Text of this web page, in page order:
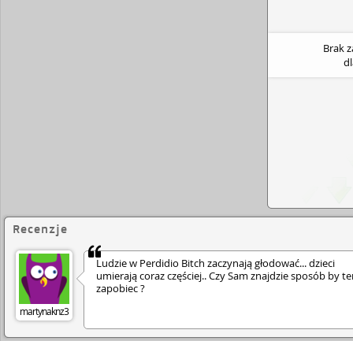
Brak
Recenzje
martynaknz3
Ludzie w Perdidio Bitch zaczynają głodować... dzieci
umierają coraz częściej.. Czy Sam znajdzie sposób by
zapobiec ?